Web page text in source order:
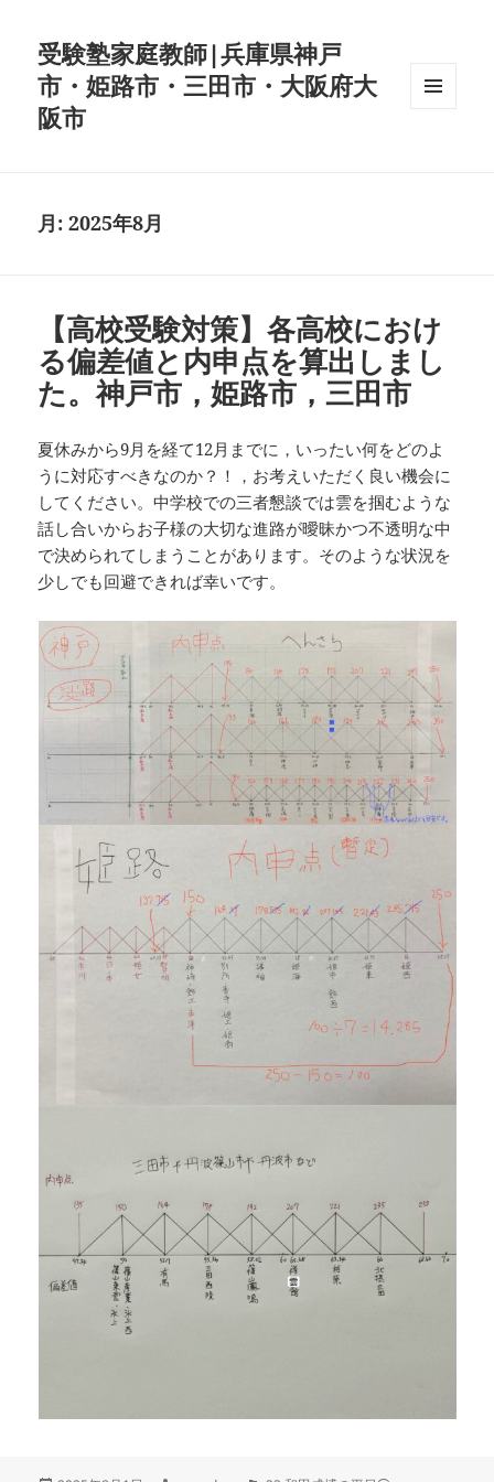
受験塾家庭教師|兵庫県神戸
市・姫路市・三田市・大阪府大
阪市
月:2025年8月
【高校受験対策】各高校におけ
る偏差値と内申点を算出しまし
た。神戸市，姫路市，三田市
夏休みから9月を経て12月までに，いったい何をどのよ
うに対応すべきなのか？！，お考えいただく良い機会に
してください。中学校での三者懇談では雲を掴むような
話し合いからお子様の大切な進路が曖昧かつ不透明な中
で決められてしまうことがあります。そのような状況を
少しでも回避できれば幸いです。